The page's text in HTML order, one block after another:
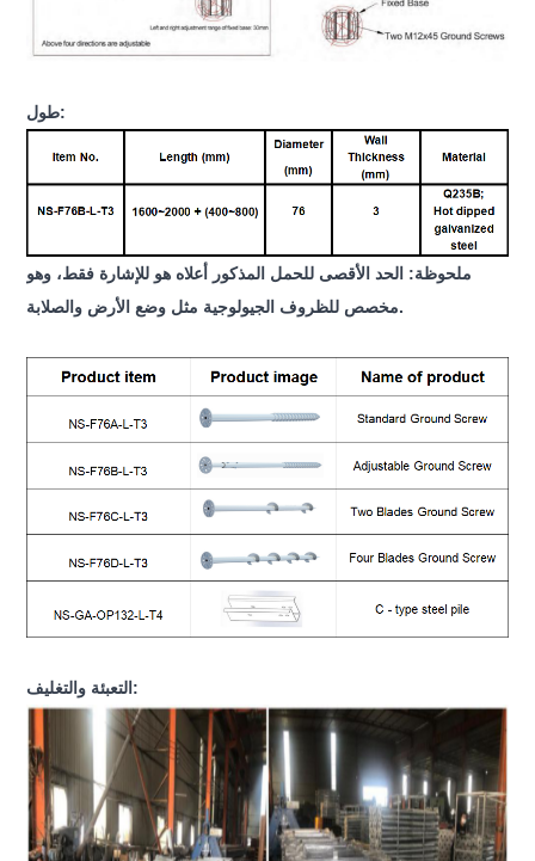
طول:
ملحوظة: الحد الأقصى للحمل المذكور أعلاه هو للإشارة فقط، وهو
مخصص للظروف الجيولوجية مثل وضع الأرض والصلابة.
التعبئة والتغليف: